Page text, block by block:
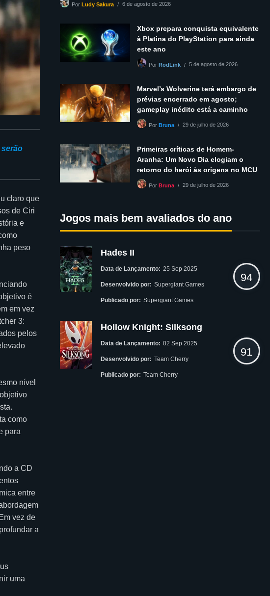
claro que
de Ciri
e
peso
é
em vez
3:
pelos
nível
como
para
a CD
entre
vez de
a
uma
PorLudy Sakura 6 de agosto de 2026
Xbox prepara conquista equivalente
à Platina do PlayStation para ainda
este ano
PorRodLink 5 de agosto de 2026
Marvel’s Wolverine terá embargo de
prévias encerrado em agosto;
gameplay inédito está a caminho
PorBruna 29 de julho de 2026
Primeiras críticas de Homem-
Aranha: Um Novo Dia elogiam o
retorno do herói às origens no MCU
PorBruna 29 de julho de 2026
Jogos mais bem avaliados do ano
Hades II
Data de Lançamento: 25 Sep 2025
Desenvolvido por: Supergiant Games
Publicado por: Supergiant Games
94
Hollow Knight: Silksong
Data de Lançamento: 02 Sep 2025
Desenvolvido por: Team Cherry
Publicado por: Team Cherry
91